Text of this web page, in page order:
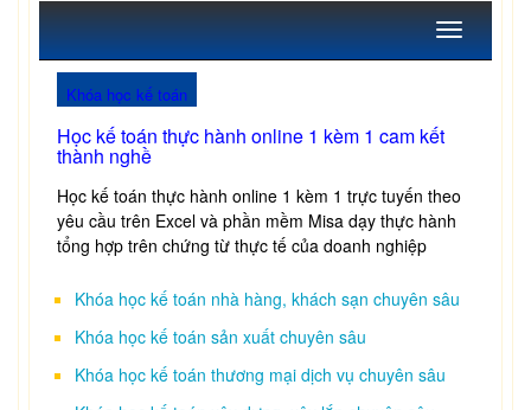
Toggle
Khóa học kế toán
Học kế toán thực hành online 1 kèm 1 cam kết
thành nghề
Học kế toán thực hành online 1 kèm 1 trực tuyến theo
yêu cầu trên Excel và phần mềm Misa dạy thực hành
tổng hợp trên chứng từ thực tế của doanh nghiệp
Khóa học kế toán nhà hàng, khách sạn chuyên sâu
Khóa học kế toán sản xuất chuyên sâu
Khóa học kế toán thương mại dịch vụ chuyên sâu